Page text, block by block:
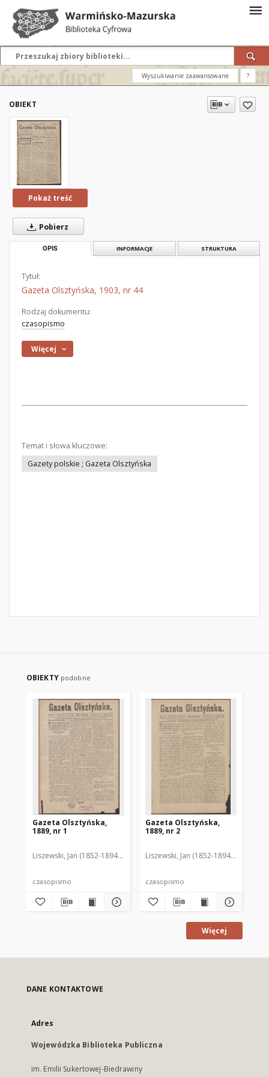
Wyszukiwanie zaawansowane ?
OBIEKT
Pokaż treść
Pobierz
OPIS INFORMACJE STRUKTURA
Tytuł:
Gazeta Olsztyńska, 1903, nr 44
Rodzaj dokumentu:
czasopismo
Więcej
Temat i słowa kluczowe:
Gazety polskie ; Gazeta Olsztyńska
OBIEKTY podobne
Gazeta Olsztyńska,
1889, nr 1
Liszewski, Jan (1852-1894). Red.
czasopismo
Gazeta Olsztyńska,
1889, nr 2
Liszewski, Jan (1852-1894). Red.
czasopismo
Więcej
DANE KONTAKTOWE
Adres
Wojewódzka Biblioteka Publiczna
im. Emilii Sukertowej-Biedrawiny